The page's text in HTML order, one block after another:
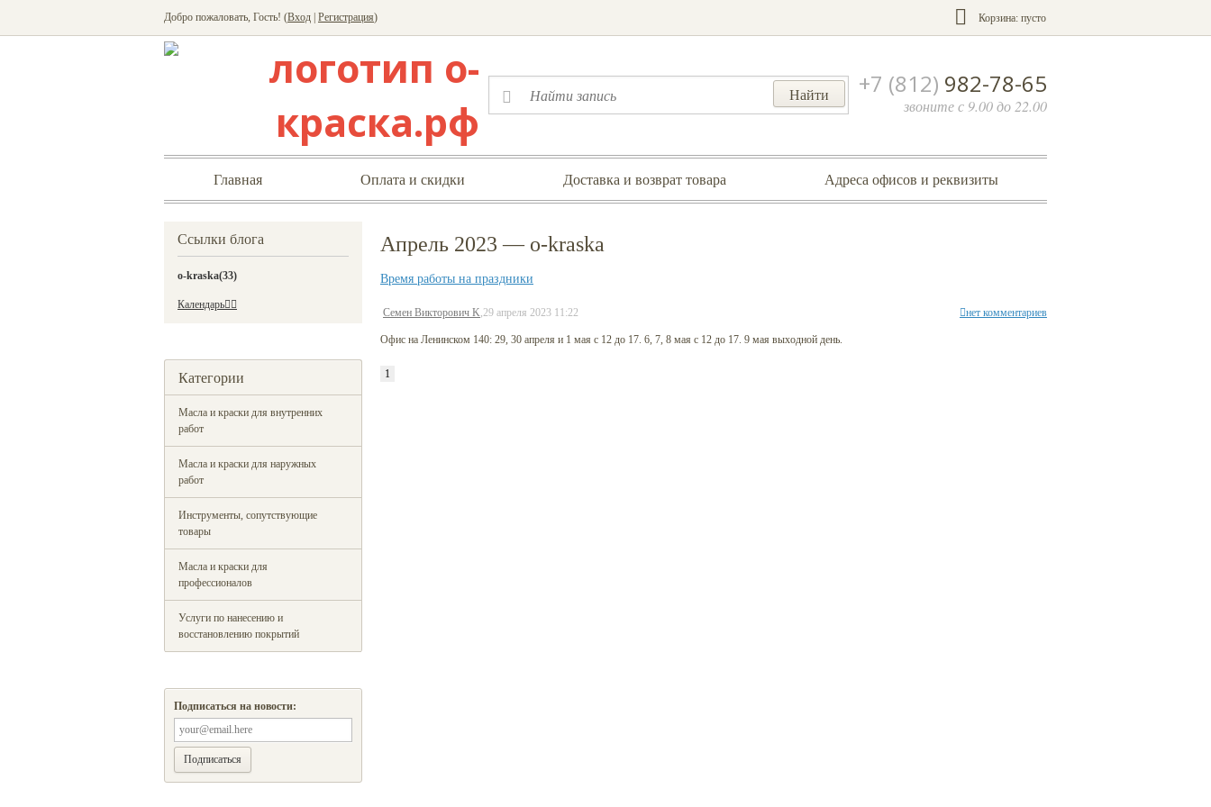
Добро пожаловать, Гость! (Вход Регистрация) Корзина: пусто
+7 (812) 982-78-65
звоните с 9.00 до 22.00
Главная Оплата и скидки Доставка и возврат товара Адреса офисов и реквизиты
Ссылки блога
o-kraska(33)
Календарь
Категории
Масла и краски для внутренних
работ
Масла и краски для наружных
работ
Инструменты, сопутствующие
товары
Масла и краски для
профессионалов
Услуги по нанесению и
восстановлению покрытий
Подписаться на новости:
Апрель 2023 — o-kraska
Время работы на праздники
Семен Викторович K,29 апреля 2023 11:22 нет комментариев
Офис на Ленинском 140: 29, 30 апреля и 1 мая с 12 до 17. 6, 7, 8 мая с 12 до 17. 9 мая выходной день.
1